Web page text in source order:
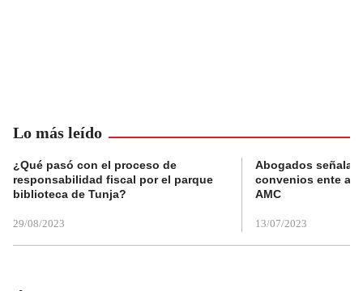
Lo más leído
¿Qué pasó con el proceso de
responsabilidad fiscal por el parque
biblioteca de Tunja?
29/08/2023
Abogados
convenios ente
AMC
13/07/2023